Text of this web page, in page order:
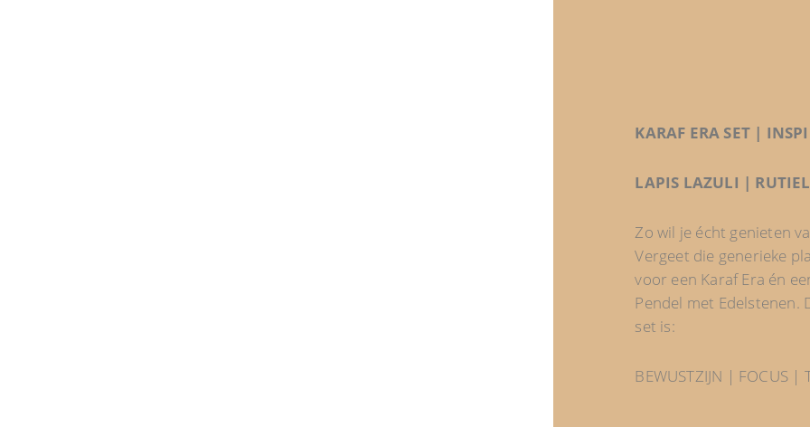
KARAF ERA SET |
LAPIS LAZULI |
Zo wil je écht genieten
Vergeet die generieke
voor een Karaf Era én
Pendel met Edelstenen.
set is:
BEWUSTZIJN | FOCUS |